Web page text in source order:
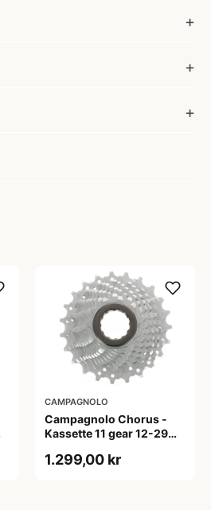
CAMPAGNOLO
Campagnolo Chorus -
Kassette 11 gear 12-29
1.299,00 kr